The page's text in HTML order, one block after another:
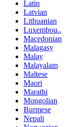
Latin
Latvian
Lithuanian
Luxembou..
Macedonian
Malagasy
Malay
Malayalam
Maltese
Maori
Marathi
Mongolian
Burmese
Nepali